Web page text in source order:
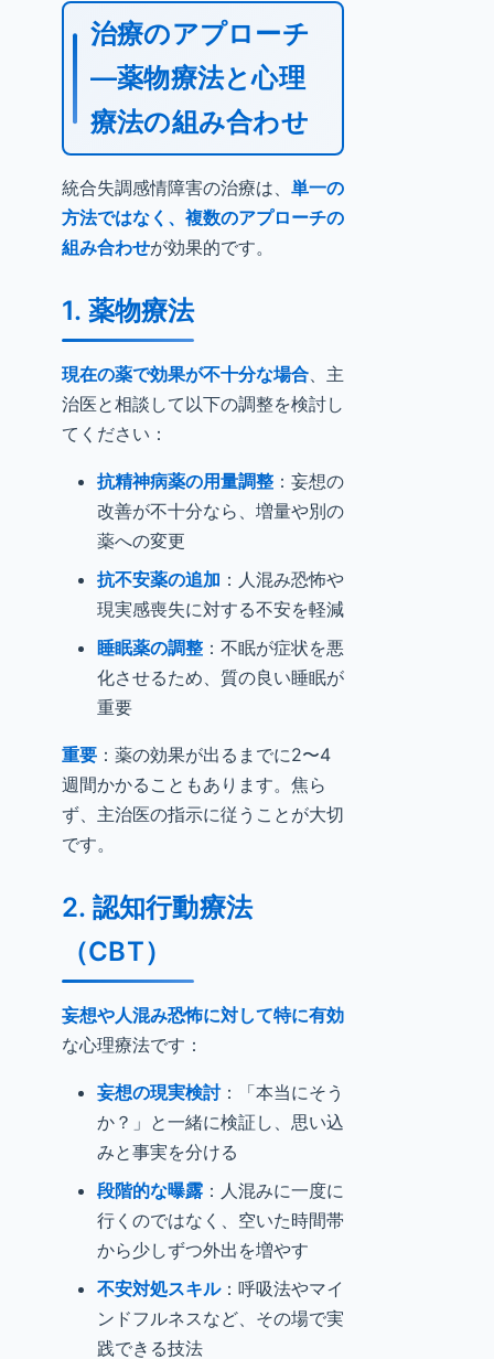
治療のアプローチ
—薬物療法と心理
療法の組み合わせ
統合失調感情障害の治療は、 単一の
方法ではなく、複数のアプローチの
組み合わせが効果的です。
1. 薬物療法
現在の薬で効果が不十分な場合、主
治医と相談して以下の調整を検討し
てください：
抗精神病薬の用量調整 ：妄想の
改善が不十分なら、増量や別の
薬への変更
抗不安薬の追加 ：人混み恐怖や
現実感喪失に対する不安を軽減
睡眠薬の調整 ：不眠が症状を悪
化させるため、質の良い睡眠が
重要
重要 ：薬の効果が出るまでに2〜4
週間かかることもあります。焦ら
ず、主治医の指示に従うことが大切
です。
2. 認知行動療法
（CBT）
妄想や人混み恐怖に対して特に有効
な心理療法です：
妄想の現実検討：「本当にそう
か？」と一緒に検証し、思い込
みと事実を分ける
段階的な曝露 ：人混みに一度に
行くのではなく、空いた時間帯
から少しずつ外出を増やす
不安対処スキル：呼吸法やマイ
ンドフルネスなど、その場で実
践できる技法